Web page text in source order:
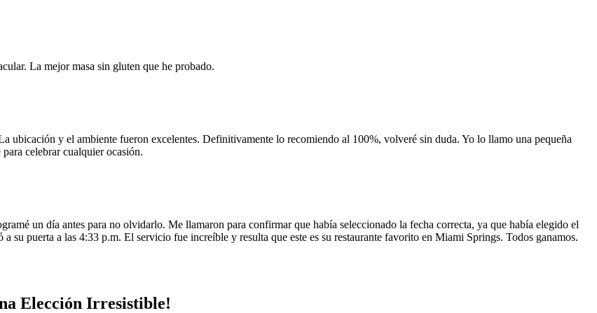
La mejor masa sin gluten que he probado.
ubicación y el ambiente fueron excelentes. Definitivamente lo recomiendo al 100%, volveré sin duda. Yo lo llamo una pequeña
celebrar cualquier ocasión.
un día antes para no olvidarlo. Me llamaron para confirmar que había seleccionado la fecha correcta, ya que había elegido el
su puerta a las 4:33 p.m. El servicio fue increíble y resulta que este es su restaurante favorito en Miami Springs. Todos ganamos.
Elección Irresistible!